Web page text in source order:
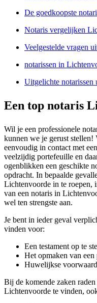
De goedkoopste
Notaris vergelijken
Veelgestelde vragen
notarissen in
Uitgelichte
Een top notaris
Wil je een professionele
kunnen we je gerust
eenvoudig in contact met
veelzijdig portefeuille en
ogenblikken een geschikte
opdracht. In bepaalde
Lichtenvoorde in te roepen,
van een notaris in
wel ten strengste aan.
Je bent in ieder geval
vinden voor:
Een testament op te
Het opmaken van
Huwelijkse
Bij de komende zaken
Lichtenvoorde te vinden,